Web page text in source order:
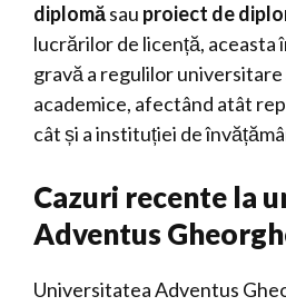
diplomăsau proiect de
lucrărilor de licență, aceasta
gravă a regulilor
academice, afectând atât
cât și a instituției de
Cazuri recente la
Adventus
Universitatea Adventus